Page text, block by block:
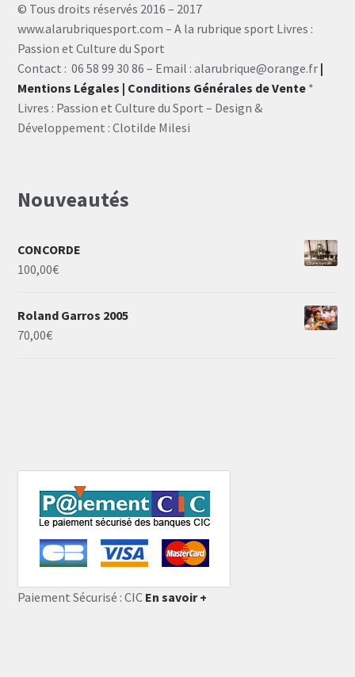
© Tous droits réservés 2016 – 2017
www.alarubriquesport.com – A la rubrique sport Livres :
Passion et Culture du Sport
Contact : 06 58 99 30 86 – Email : alarubrique@orange.fr |
Mentions Légales | Conditions Générales de Vente *
Livres : Passion et Culture du Sport – Design &
Développement : Clotilde Milesi
Nouveautés
CONCORDE
100,00€
Roland Garros 2005
70,00€
Paiement Sécurisé : CIC En savoir +